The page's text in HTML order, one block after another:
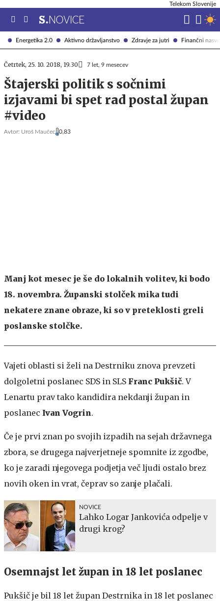
Energetika 2.0 Aktivno državljanstvo Zdravje za jutri Finančni
Telekom Slovenije
Četrtek, 25. 10. 2018, 19.30 7 let, 9 mesecev
Štajerski politik s sočnimi
izjavami bi spet rad postal župan
#video
Avtor: Uroš Maučec 0,83
Manj kot mesec je še do lokalnih volitev, ki bodo
18. novembra. Županski stolček mika tudi
nekatere znane obraze, ki so v preteklosti greli
poslanske stolčke.
Vajeti oblasti si želi na Destrniku znova prevzeti
dolgoletni poslanec SDS in SLS Franc Pukšič. V
Lenartu prav tako kandidira nekdanji župan in
poslanec Ivan Vogrin.
Če je prvi znan po svojih izpadih na sejah državnega
zbora, se drugega najverjetneje spomnite iz zgodbe,
ko je zaradi njegovega podjetja več ljudi ostalo brez
novih oken in vrat, čeprav so zanje plačali.
NOVICE
Lahko Logar Jankovića odpelje v
drugi krog?
Osemnajst let župan in 18 let poslanec
Pukšič je bil 18 let župan Destrnika in 18 let poslanec